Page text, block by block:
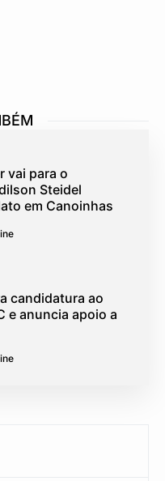
vai para o
Steidel
em Canoinhas
candidatura ao
e anuncia apoio a